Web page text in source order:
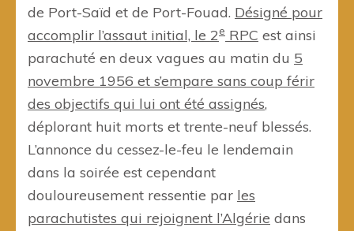
de Port-Saïd et de Port-Fouad. Désigné pour
accomplir l’assaut initial, le 2e RPC est ainsi
parachuté en deux vagues au matin du 5
novembre 1956 et s’empare sans coup férir
des objectifs qui lui ont été assignés,
déplorant huit morts et trente-neuf blessés.
L’annonce du cessez-le-feu le lendemain
dans la soirée est cependant
douloureusement ressentie par les
parachutistes qui rejoignent l’Algérie dans